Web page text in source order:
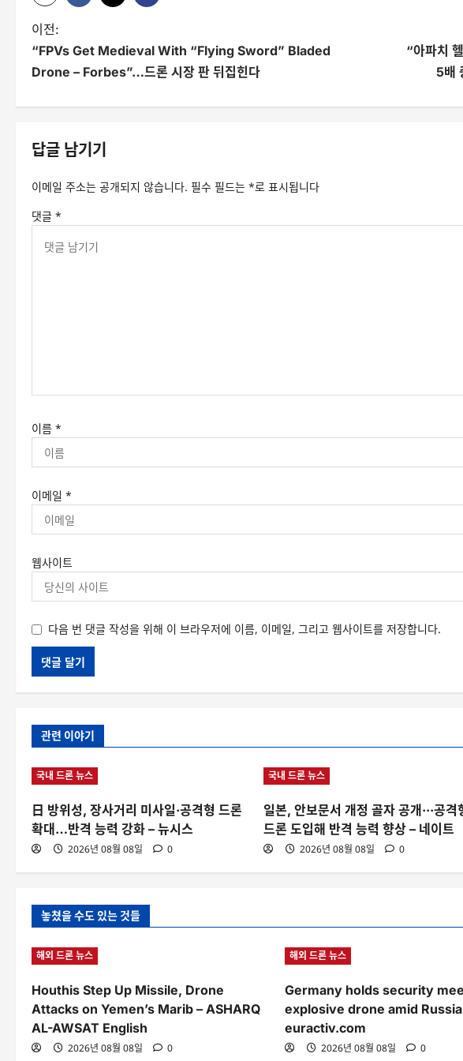
글
탐
이전:
“FPVs Get Medieval With “Flying Sword” Bladed
Drone – Forbes”…드론 시장 판 뒤집힌다
“아파치
5배
답글 남기기
이메일 주소는 공개되지 않습니다. 필수 필드는 *로 표시됩니다
댓글 *
이름 *
이메일 *
웹사이트
다음 번 댓글 작성을 위해 이 브라우저에 이름, 이메일, 그리고 웹사이트를 저장합니다.
관련 이야기
국내 드론 뉴스
日 방위성, 장사거리 미사일·공격형 드론
확대…반격 능력 강화 – 뉴시스
2026년 08월 08일 0
국내 드론 뉴스
일본, 안보문서 개정 골자 공개···공격
드론 도입해 반격 능력 향상 – 네이트
2026년 08월 08일 0
놓쳤을 수도 있는 것들
해외 드론 뉴스
Houthis Step Up Missile, Drone
Attacks on Yemen’s Marib – ASHARQ
AL-AWSAT English
2026년 08월 08일 0
해외 드론 뉴스
Germany holds security
explosive drone amid
euractiv.com
2026년 08월 08일 0